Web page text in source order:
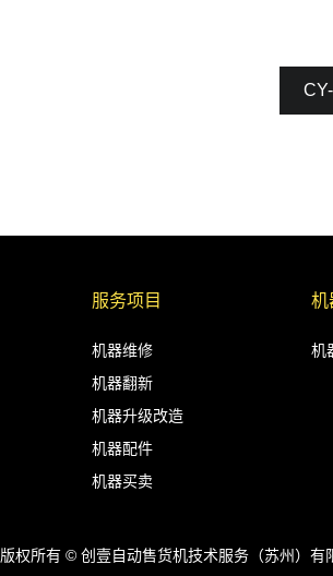
服务项目
机器维修
机器翻新
机器升级改造
机器配件
机器买卖
机
机
版权所有 © 创壹自动售货机技术服务（苏州）有